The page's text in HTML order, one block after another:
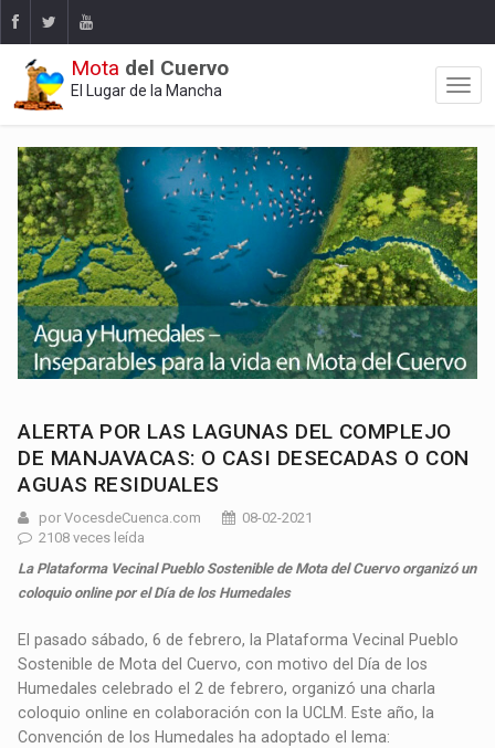
Mota del Cuervo
El Lugar de la Mancha
ALERTA POR LAS LAGUNAS DEL COMPLEJO
DE MANJAVACAS: O CASI DESECADAS O CON
AGUAS RESIDUALES
por VocesdeCuenca.com
08-02-2021
2108 veces leída
La Plataforma Vecinal Pueblo Sostenible de Mota del Cuervo organizó un
coloquio online por el Día de los Humedales
El pasado sábado, 6 de febrero, la Plataforma Vecinal Pueblo
Sostenible de Mota del Cuervo, con motivo del Día de los
Humedales celebrado el 2 de febrero, organizó una charla
coloquio online en colaboración con la UCLM. Este año, la
Convención de los Humedales ha adoptado el lema: